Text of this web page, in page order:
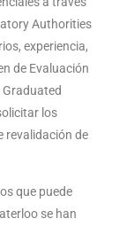
Authorities
experiencia,
de Evaluación
los
revalidación de
que puede
se han